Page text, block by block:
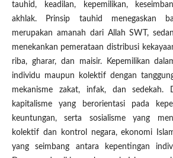
tauhid, keadilan, kepemilikan,
akhlak. Prinsip tauhid menegaskan
merupakan amanah dari Allah SWT,
menekankan pemerataan distribusi
riba, gharar, dan maisir. Kepemilikan
individu maupun kolektif dengan
mekanisme zakat, infak, dan sedekah.
kapitalisme yang berorientasi pada
keuntungan, serta sosialisme yang
kolektif dan kontrol negara, ekonomi
yang seimbang antara kepentingan